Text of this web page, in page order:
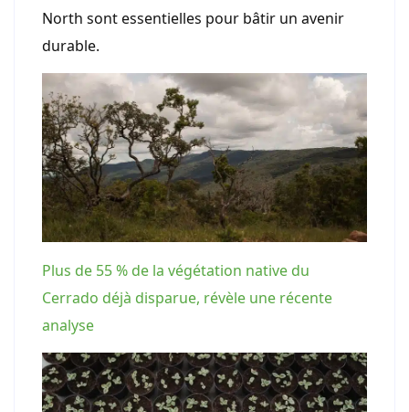
North sont essentielles pour bâtir un avenir
durable.
Plus de 55 % de la végétation native du
Cerrado déjà disparue, révèle une récente
analyse